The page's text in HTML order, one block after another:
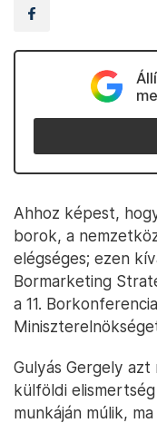
Ahhoz képest,
borok, a
elégséges; ezen
Bormarketing
a 11.
Gulyás Gergely
külföldi
munkáján múlik,